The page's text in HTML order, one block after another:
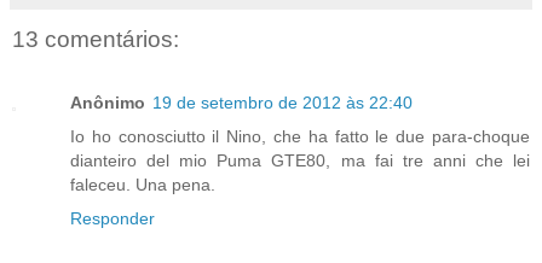
13 comentários:
Anônimo 19 de setembro de 2012 às 22:40
Io ho conosciutto il Nino, che ha fatto le due para-choque
dianteiro del mio Puma GTE80, ma fai tre anni che lei
faleceu. Una pena.
Responder